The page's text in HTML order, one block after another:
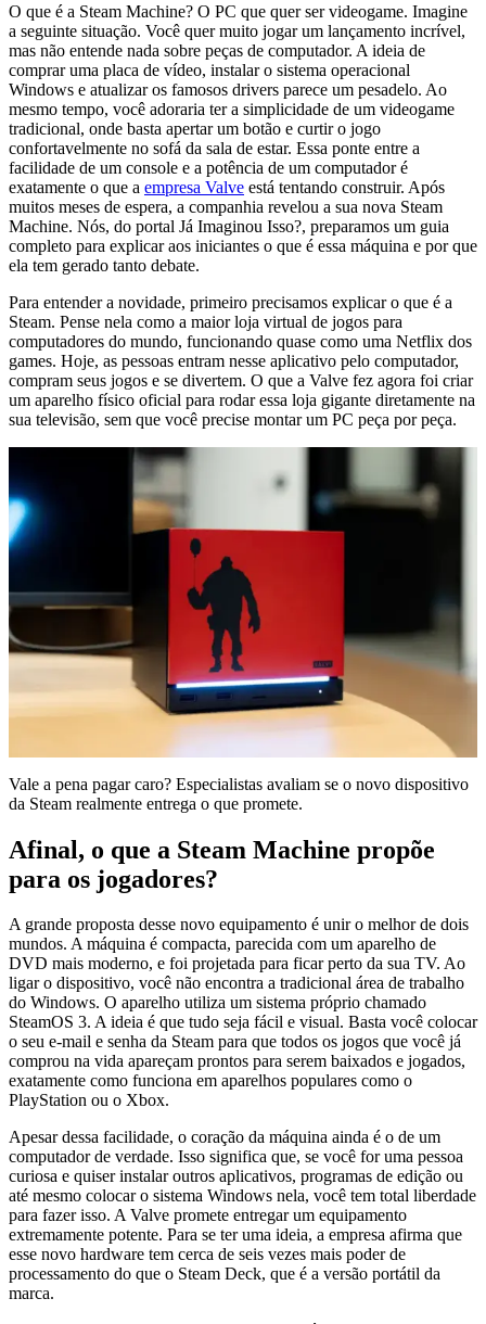
O que é a Steam Machine? O PC que quer ser videogame. Imagine
a seguinte situação. Você quer muito jogar um lançamento incrível,
mas não entende nada sobre peças de computador. A ideia de
comprar uma placa de vídeo, instalar o sistema operacional
Windows e atualizar os famosos drivers parece um pesadelo. Ao
mesmo tempo, você adoraria ter a simplicidade de um videogame
tradicional, onde basta apertar um botão e curtir o jogo
confortavelmente no sofá da sala de estar. Essa ponte entre a
facilidade de um console e a potência de um computador é
exatamente o que a empresa Valve está tentando construir. Após
muitos meses de espera, a companhia revelou a sua nova Steam
Machine. Nós, do portal Já Imaginou Isso?, preparamos um guia
completo para explicar aos iniciantes o que é essa máquina e por que
ela tem gerado tanto debate.
Para entender a novidade, primeiro precisamos explicar o que é a
Steam. Pense nela como a maior loja virtual de jogos para
computadores do mundo, funcionando quase como uma Netflix dos
games. Hoje, as pessoas entram nesse aplicativo pelo computador,
compram seus jogos e se divertem. O que a Valve fez agora foi criar
um aparelho físico oficial para rodar essa loja gigante diretamente na
sua televisão, sem que você precise montar um PC peça por peça.
Vale a pena pagar caro? Especialistas avaliam se o novo dispositivo
da Steam realmente entrega o que promete.
Afinal, o que a Steam Machine propõe
para os jogadores?
A grande proposta desse novo equipamento é unir o melhor de dois
mundos. A máquina é compacta, parecida com um aparelho de
DVD mais moderno, e foi projetada para ficar perto da sua TV. Ao
ligar o dispositivo, você não encontra a tradicional área de trabalho
do Windows. O aparelho utiliza um sistema próprio chamado
SteamOS 3. A ideia é que tudo seja fácil e visual. Basta você colocar
o seu e-mail e senha da Steam para que todos os jogos que você já
comprou na vida apareçam prontos para serem baixados e jogados,
exatamente como funciona em aparelhos populares como o
PlayStation ou o Xbox.
Apesar dessa facilidade, o coração da máquina ainda é o de um
computador de verdade. Isso significa que, se você for uma pessoa
curiosa e quiser instalar outros aplicativos, programas de edição ou
até mesmo colocar o sistema Windows nela, você tem total liberdade
para fazer isso. A Valve promete entregar um equipamento
extremamente potente. Para se ter uma ideia, a empresa afirma que
esse novo hardware tem cerca de seis vezes mais poder de
processamento do que o Steam Deck, que é a versão portátil da
marca.